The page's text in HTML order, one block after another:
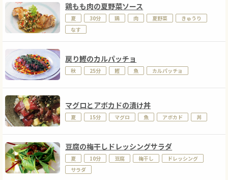
鶏もも肉の夏野菜ソース
夏 30分 鶏 肉 夏野菜
きゅうり
なす
戻り鰹のカルパッチョ
秋 25分 鰹 魚 カルパッチョ
マグロとアボカドの漬け丼
夏 15分 マグロ 魚 アボカド 丼
豆腐の梅干しドレッシングサラダ
夏 10分 豆腐 梅干し
ドレッシング
サラダ